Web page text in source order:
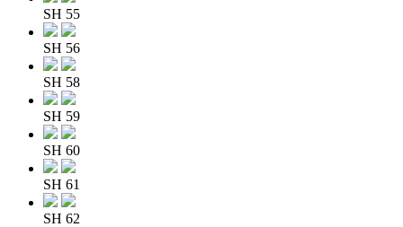
SH 55
SH 56
SH 58
SH 59
SH 60
SH 61
SH 62